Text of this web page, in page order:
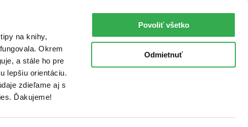
na knihy,
Okrem
a stále ho pre
lepšiu orientáciu.
zdieľame aj s
Ďakujeme!
Povoliť všetko
Odmietnuť